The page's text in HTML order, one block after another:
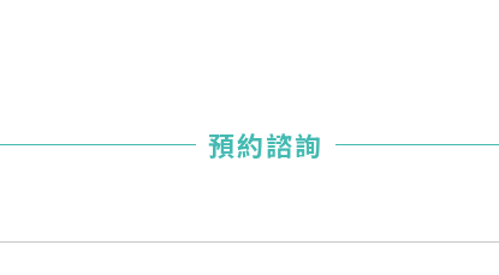
預約諮詢
您好，您的會員申請，已成功送出，經本協會理事會審核
【會費】